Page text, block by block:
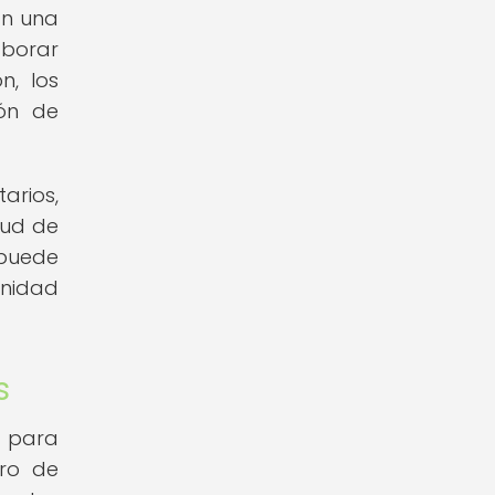
una
los
de
de
para
de